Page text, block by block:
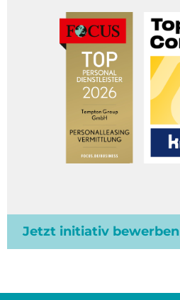
Jetzt initiativ bewerben